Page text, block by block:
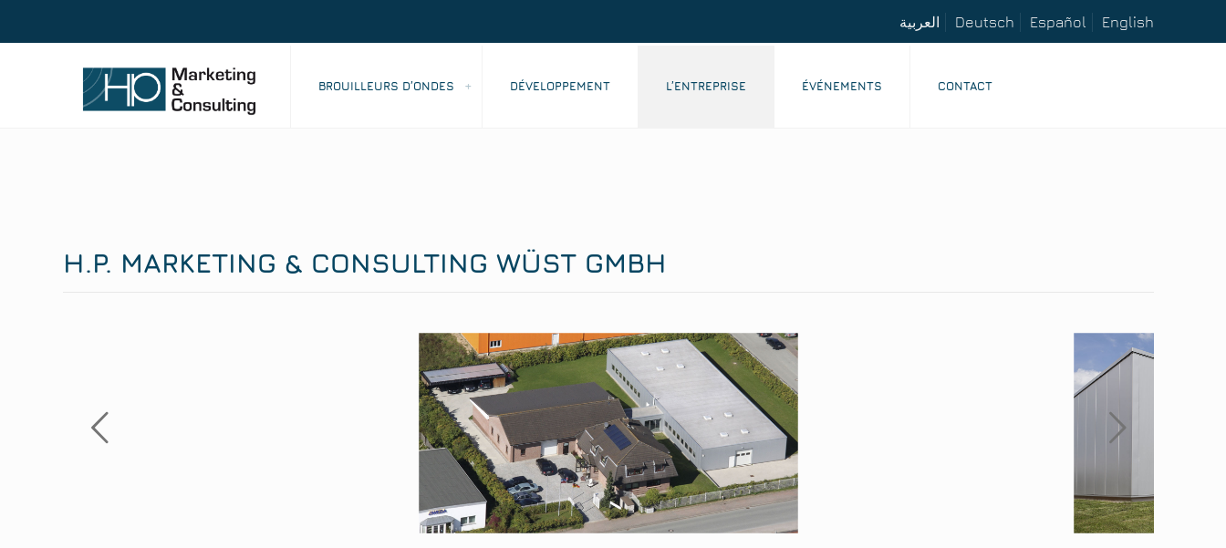
العربية Deutsch Español English
BROUILLEURS D’ONDES DÉVELOPPEMENT L’ENTREPRISE ÉVÉNEMENTS CONTACT
H.P. MARKETING & CONSULTING WÜST GMBH